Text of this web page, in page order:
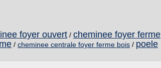
foyer ouvert / cheminee foyer ferme
/ cheminee centrale foyer ferme bois / poele